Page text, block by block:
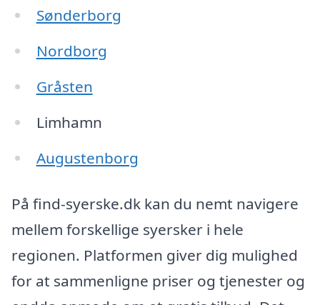
Sønderborg
Nordborg
Gråsten
Limhamn
Augustenborg
På find-syerske.dk kan du nemt navigere
mellem forskellige syersker i hele
regionen. Platformen giver dig mulighed
for at sammenligne priser og tjenester og